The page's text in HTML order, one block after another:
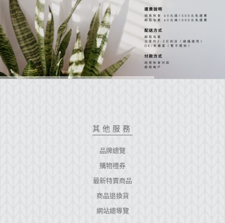
其他服務
品牌總覽
購物禮券
最新特賣商品
商品退換貨
網站總導覽